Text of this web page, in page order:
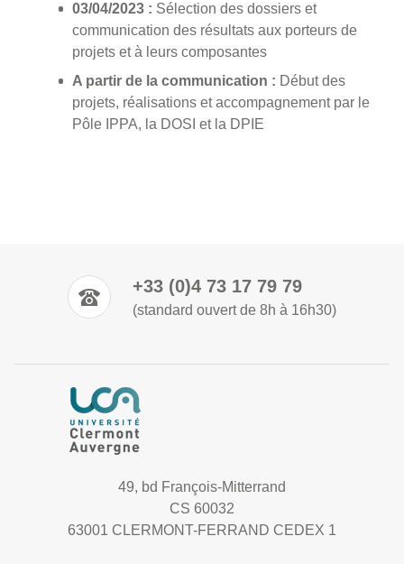
03/04/2023 : Sélection des dossiers et
communication des résultats aux porteurs de
projets et à leurs composantes
A partir de la communication : Début des
projets, réalisations et accompagnement par le
Pôle IPPA, la DOSI et la DPIE
+33 (0)4 73 17 79 79
(standard ouvert de 8h à 16h30)
49, bd François-Mitterrand
CS 60032
63001 CLERMONT-FERRAND CEDEX 1